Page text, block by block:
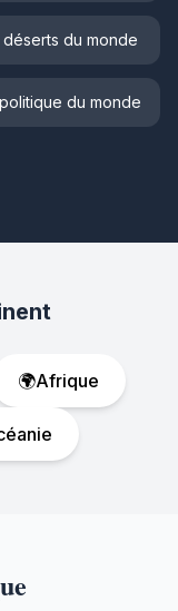
déserts du monde
du monde
🌍Afrique